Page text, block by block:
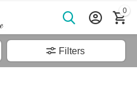
0
Filters